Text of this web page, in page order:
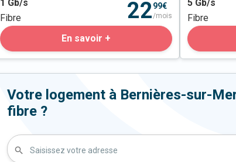
1 Gb/s
Fibre
2299€
/mois
En savoir +
5 Gb/s
Fibre
Votre logement à Bernières-sur-
fibre ?
Saisissez votre adresse